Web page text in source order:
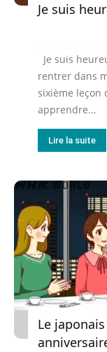
Je suis
Je suis
rentrer dans
sixième leçon
apprendre...
Lire la suite
Le